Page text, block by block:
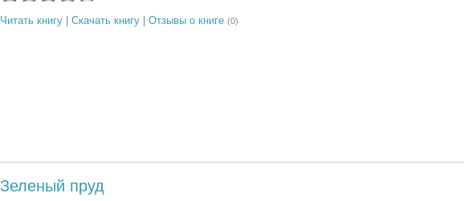
Читать книгу| Скачать книгу| Отзывы о книге (0)
Зеленый пруд